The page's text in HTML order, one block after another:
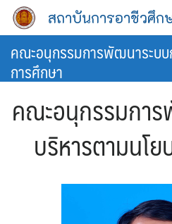
Skip
สถาบันการอาชีวศึก
คณะอนุกรรมการพัฒนาระบบ
การศึกษา
คณะอนุกรรมกา
บริหารตามนโ